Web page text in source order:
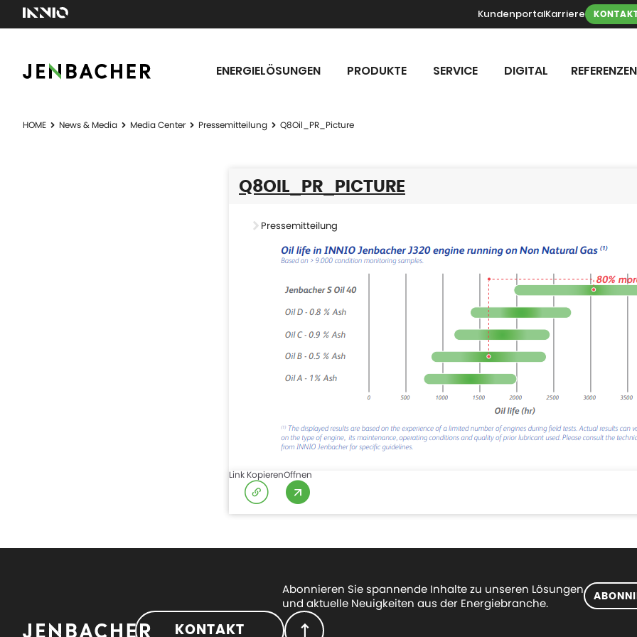
KundenportalKarriere
ENERGIELÖSUNGEN PRODUKTE SERVICE DIGITAL REFERENZEN
HOME News & Media Media Center Pressemitteilung Q8Oil_PR_Picture
Q8OIL_PR_PICTURE
Pressemitteilung
Link KopierenOffnen
Abonnieren Sie spannende Inhalte zu unseren Lösungen
und aktuelle Neuigkeiten aus der Energiebranche.
KONTAKT